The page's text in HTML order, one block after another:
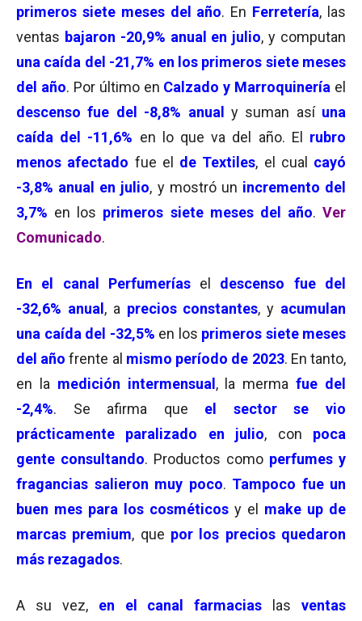
primeros siete meses del año. En Ferretería, las
ventas bajaron -20,9% anual en julio, y computan
una caída del -21,7% en los primeros siete meses
del año. Por último en Calzado y Marroquinería el
descenso fue del -8,8% anual
y suman así una
caída del -11,6% en lo que va del año. El rubro
menos afectado fue el de Textiles, el cual
cayó
-3,8% anual en julio, y mostró un incremento del
3,7% en los primeros siete meses del año. Ver
Comunicado.
En el canal Perfumeríasel descenso fue del
-32,6% anual , a precios constantes, y acumulan
una caída del -32,5% en los primeros siete meses
del año frente al mismo período de 2023. En tanto,
en la medición intermensual , la mermafue del
-2,4%. Se afirma que el sector se vio
prácticamente paralizado en julio, con poca
gente consultando. Productos como perfumes y
fragancias salieron muy poco. Tampoco fue un
buen mes para los cosméticos y el make up de
marcas premium, que por los precios quedaron
más rezagados.
A su vez, en el canal farmacias las ventas